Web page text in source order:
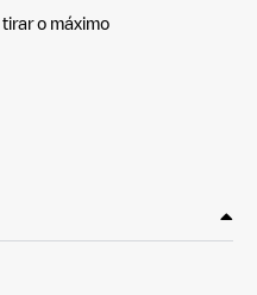
o máximo